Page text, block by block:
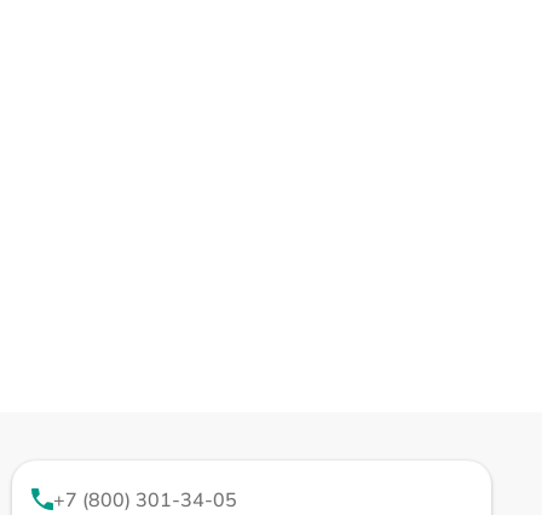
+7 (800) 301-34-05